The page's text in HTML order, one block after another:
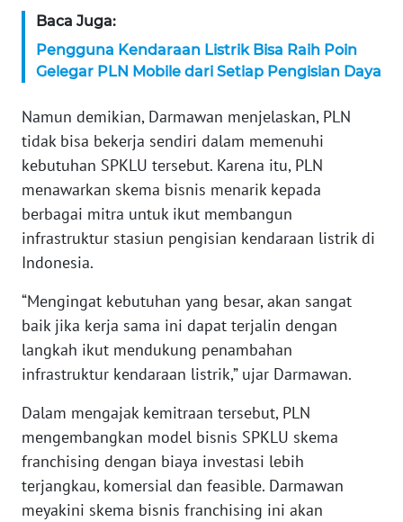
Baca Juga:
Pengguna Kendaraan Listrik Bisa Raih Poin
Gelegar PLN Mobile dari Setiap Pengisian Daya
Namun demikian, Darmawan menjelaskan, PLN
tidak bisa bekerja sendiri dalam memenuhi
kebutuhan SPKLU tersebut. Karena itu, PLN
menawarkan skema bisnis menarik kepada
berbagai mitra untuk ikut membangun
infrastruktur stasiun pengisian kendaraan listrik di
Indonesia.
“Mengingat kebutuhan yang besar, akan sangat
baik jika kerja sama ini dapat terjalin dengan
langkah ikut mendukung penambahan
infrastruktur kendaraan listrik,” ujar Darmawan.
Dalam mengajak kemitraan tersebut, PLN
mengembangkan model bisnis SPKLU skema
franchising dengan biaya investasi lebih
terjangkau, komersial dan feasible. Darmawan
meyakini skema bisnis franchising ini akan
WN
JAMBI
SULTRA
WN
WN
SULTENG
SULBAR
WN
BABEL
SUMBAR
WN
SUMSEL